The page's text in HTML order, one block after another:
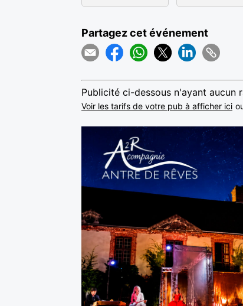
Partagez cet événement
Publicité ci-dessous n'ayant aucun
Voir les tarifs de votre pub à afficher ici